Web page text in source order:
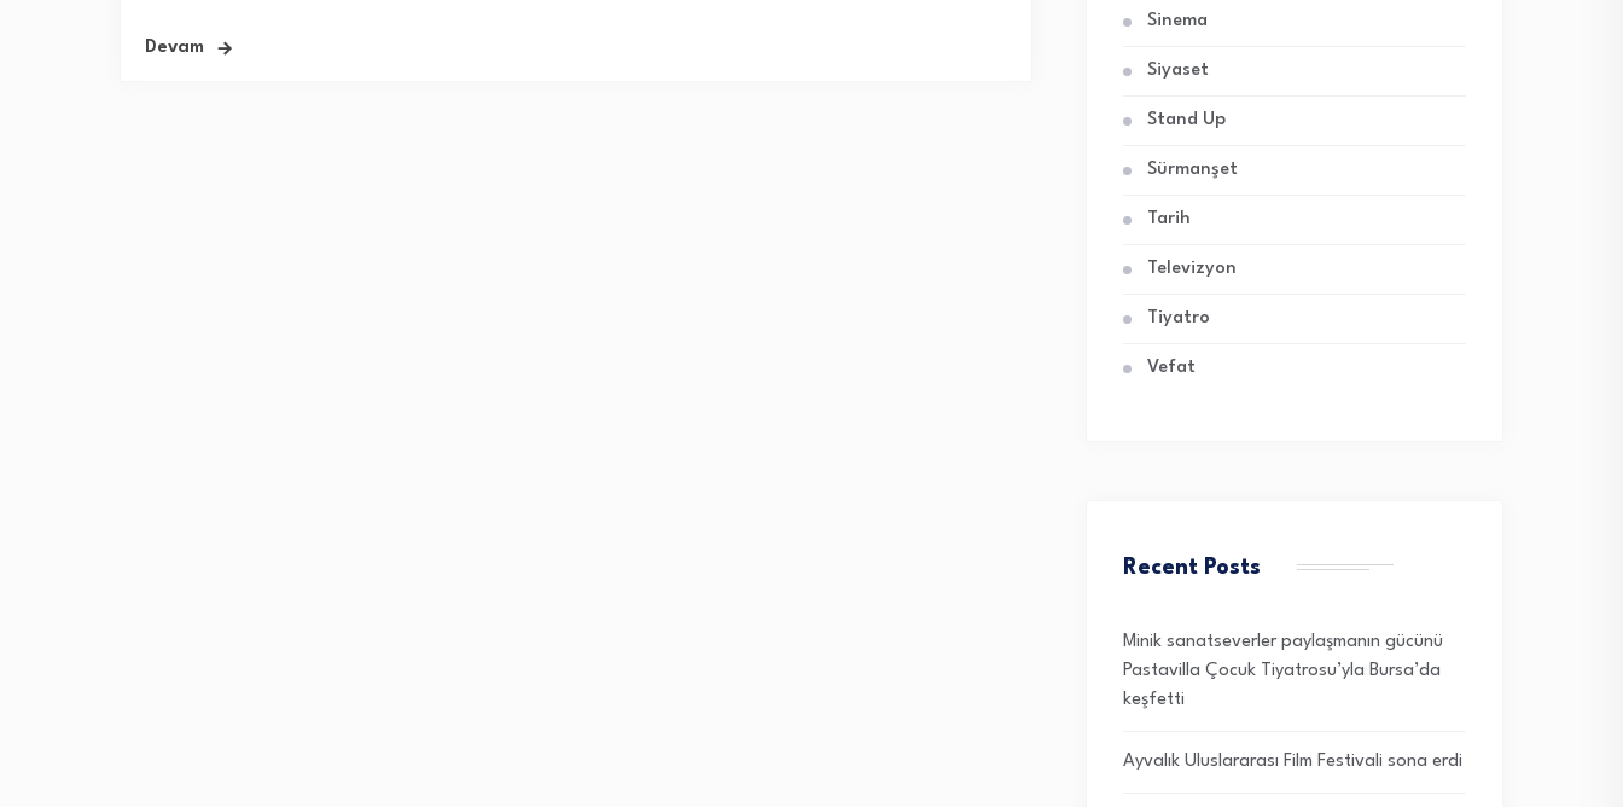
Devam
Sinema
Siyaset
Stand Up
Sürmanşet
Tarih
Televizyon
Tiyatro
Vefat
Recent Posts
Minik sanatseverler paylaşmanın gücünü
Pastavilla Çocuk Tiyatrosu’yla Bursa’da
keşfetti
Ayvalık Uluslararası Film Festivali sona erdi